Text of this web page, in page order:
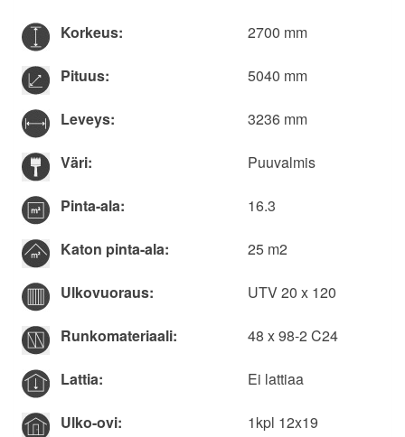
Korkeus: 2700 mm
Pituus: 5040 mm
Leveys: 3236 mm
Väri: Puuvalmis
Pinta-ala: 16.3
Katon pinta-ala: 25 m2
Ulkovuoraus: UTV 20 x 120
Runkomateriaali: 48 x 98-2 C24
Lattia: Ei lattiaa
Ulko-ovi: 1kpl 12x19